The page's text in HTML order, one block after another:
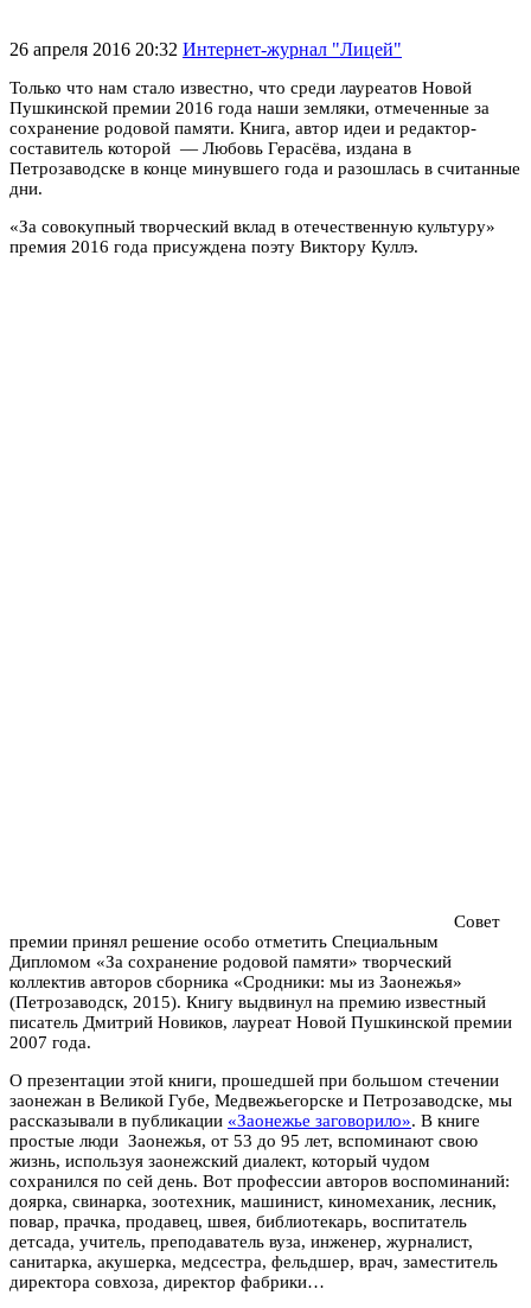
26 апреля 2016 20:32 Интернет-журнал "Лицей"
Только что нам стало известно, что среди лауреатов Новой
Пушкинской премии 2016 года наши земляки, отмеченные за
сохранение родовой памяти. Книга, автор идеи и редактор-
составитель которой — Любовь Герасёва, издана в
Петрозаводске в конце минувшего года и разошлась в считанные
дни.
«За совокупный творческий вклад в отечественную культуру»
премия 2016 года присуждена поэту Виктору Куллэ.
Совет
премии принял решение особо отметить Специальным
Дипломом «За сохранение родовой памяти» творческий
коллектив авторов сборника «Сродники: мы из Заонежья»
(Петрозаводск, 2015). Книгу выдвинул на премию известный
писатель Дмитрий Новиков, лауреат Новой Пушкинской премии
2007 года.
О презентации этой книги, прошедшей при большом стечении
заонежан в Великой Губе, Медвежьегорске и Петрозаводске, мы
рассказывали в публикации «Заонежье заговорило». В книге
простые люди Заонежья, от 53 до 95 лет, вспоминают свою
жизнь, используя заонежский диалект, который чудом
сохранился по сей день. Вот профессии авторов воспоминаний:
доярка, свинарка, зоотехник, машинист, киномеханик, лесник,
повар, прачка, продавец, швея, библиотекарь, воспитатель
детсада, учитель, преподаватель вуза, инженер, журналист,
санитарка, акушерка, медсестра, фельдшер, врач, заместитель
директора совхоза, директор фабрики…